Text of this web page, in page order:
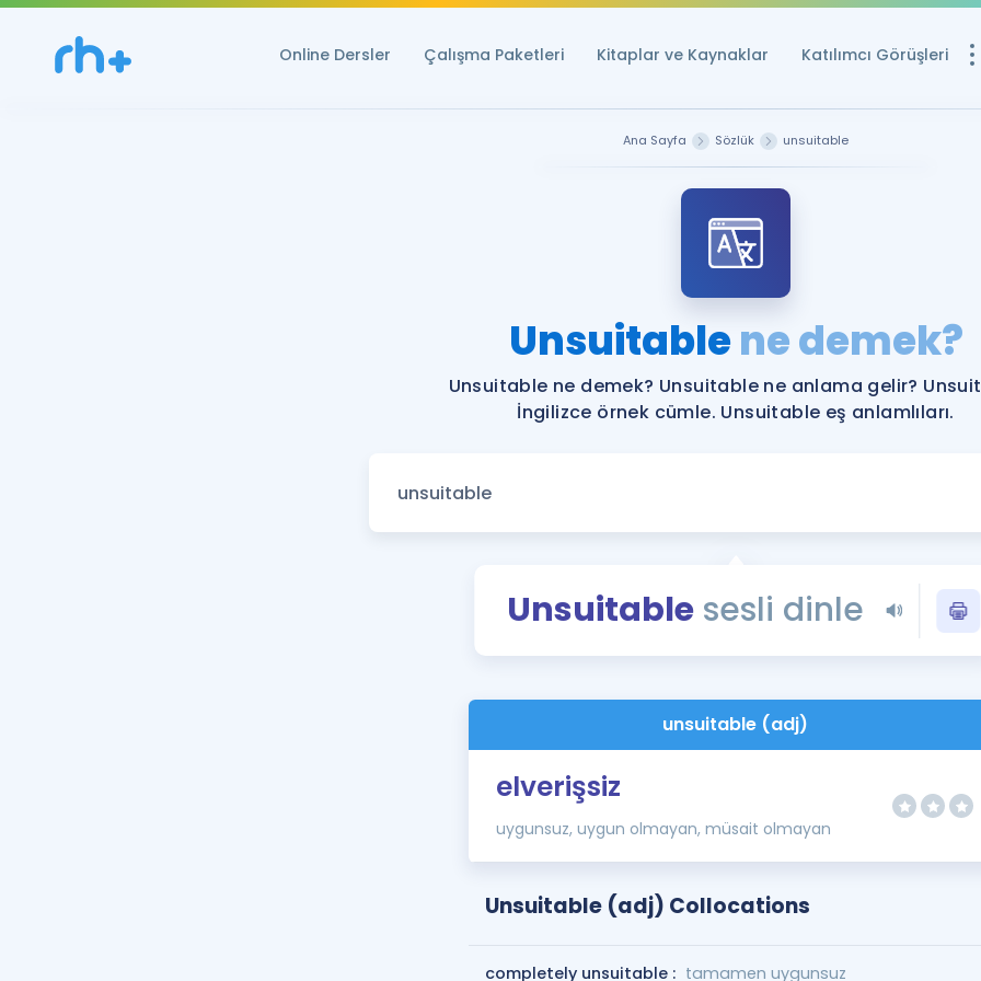
Online Dersler Çalışma Paketleri Kitaplar ve Kaynaklar Katılımcı Görüşleri
Ücretsiz
YDS ve YÖKDİL
YDS ve YÖKDİL'e
Tüm ÖSYM
YDS - YÖKDİL
İngilizce
Ana Sayfa Sözlük unsuitable
Unsuitablene demek?
Unsuitable ne demek? Unsuitable ne anlama gelir?
İngilizce örnek cümle. Unsuitable eş anlamlıları.
Unsuitable sesli dinle
unsuitable (adj)
elverişsiz
uygunsuz, uygun olmayan, müsait olmayan
Unsuitable (adj) Collocations
completely unsuitable : tamamen uygunsuz